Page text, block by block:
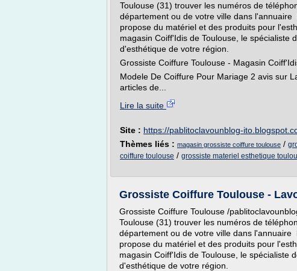
Toulouse (31) trouver les numéros de
département ou de votre ville dans
propose du matériel et des produits pour
magasin Coiff'Idis de Toulouse, le spécialiste
d'esthétique de votre région.
Grossiste Coiffure Toulouse - Magasin
Modele De Coiffure Pour Mariage 2 avis sur
articles de...
Lire la suite
Site : https://pablitoclavounblog-
Thèmes liés : magasin grossiste coiffure toulouse /
coiffure toulouse / grossiste materiel esthetique
Grossiste Coiffure Toulouse -
Grossiste Coiffure Toulouse /
Toulouse (31) trouver les numéros de
département ou de votre ville dans l'annuaire
propose du matériel et des produits pour
magasin Coiff'Idis de Toulouse, le spécialiste
d'esthétique de votre région.